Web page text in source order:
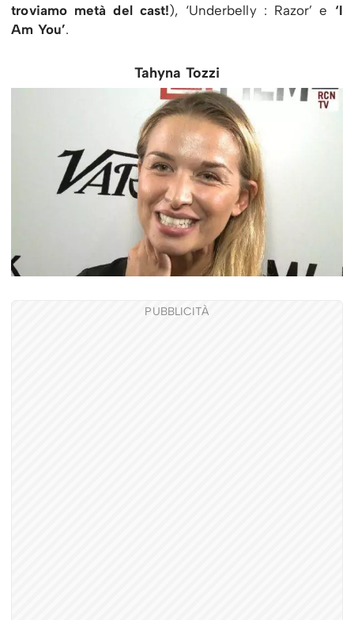
troviamo metà del cast!), ‘Underbelly : Razor’ e ‘I
Am You’.
Tahyna Tozzi
PUBBLICITÀ